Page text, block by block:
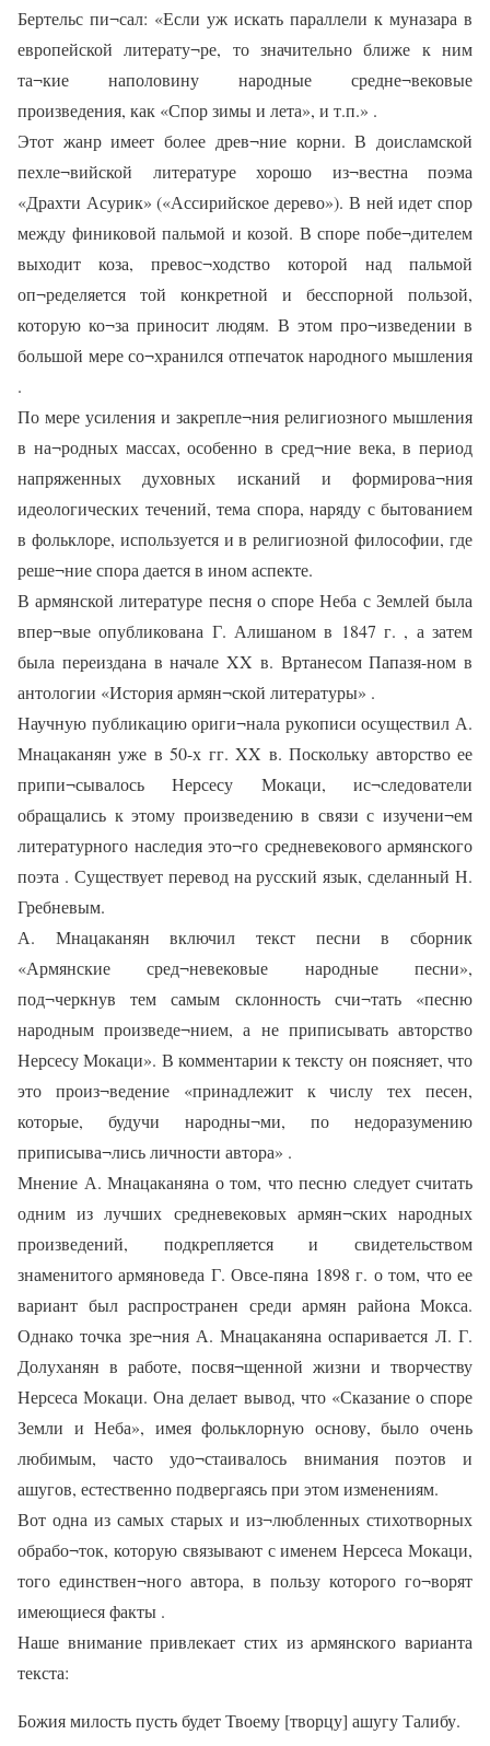
Бертельс пи¬сал: «Если уж искать параллели к муназара в
европейской литерату¬ре, то значительно ближе к ним
та¬кие наполовину народные средне¬вековые
произведения, как «Спор зимы и лета», и т.п.» .
Этот жанр имеет более древ¬ние корни. В доисламской
пехле¬вийской литературе хорошо из¬вестна поэма
«Драхти Асурик» («Ассирийское дерево»). В ней идет спор
между финиковой пальмой и козой. В споре побе¬дителем
выходит коза, превос¬ходство которой над пальмой
оп¬ределяется той конкретной и бесспорной пользой,
которую ко¬за приносит людям. В этом про¬изведении в
большой мере со¬хранился отпечаток народного мышления
.
По мере усиления и закрепле¬ния религиозного мышления
в на¬родных массах, особенно в сред¬ние века, в период
напряженных духовных исканий и формирова¬ния
идеологических течений, тема спора, наряду с бытованием
в фольклоре, используется и в религиозной философии, где
реше¬ние спора дается в ином аспекте.
В армянской литературе песня о споре Неба с Землей была
впер¬вые опубликована Г. Алишаном в 1847 г. , а затем
была переиздана в начале XX в. Вртанесом Папазя-ном в
антологии «История армян¬ской литературы» .
Научную публикацию ориги¬нала рукописи осуществил А.
Мнацаканян уже в 50-х гг. XX в. Поскольку авторство ее
припи¬сывалось Нерсесу Мокаци, ис¬следователи
обращались к этому произведению в связи с изучени¬ем
литературного наследия это¬го средневекового армянского
поэта . Существует перевод на русский язык, сделанный Н.
Гребневым.
А. Мнацаканян включил текст песни в сборник
«Армянские сред¬невековые народные песни»,
под¬черкнув тем самым склонность счи¬тать «песню
народным произведе¬нием, а не приписывать авторство
Нерсесу Мокаци». В комментарии к тексту он поясняет, что
это произ¬ведение «принадлежит к числу тех песен,
которые, будучи народны¬ми, по недоразумению
приписыва¬лись личности автора» .
Мнение А. Мнацаканяна о том, что песню следует считать
одним из лучших средневековых армян¬ских народных
произведений, подкрепляется и свидетельством
знаменитого армяноведа Г. Овсе-пяна 1898 г. о том, что ее
вариант был распространен среди армян района Мокса.
Однако точка зре¬ния А. Мнацаканяна оспаривается Л. Г.
Долуханян в работе, посвя¬щенной жизни и творчеству
Нерсеса Мокаци. Она делает вывод, что «Сказание о споре
Земли и Неба», имея фольклорную основу, было очень
любимым, часто удо¬стаивалось внимания поэтов и
ашугов, естественно подвергаясь при этом изменениям.
Вот одна из самых старых и из¬любленных стихотворных
обрабо¬ток, которую связывают с именем Нерсеса Мокаци,
того единствен¬ного автора, в пользу которого го¬ворят
имеющиеся факты .
Наше внимание привлекает стих из армянского варианта
текста:
Божия милость пусть будет Твоему [творцу] ашугу Талибу.